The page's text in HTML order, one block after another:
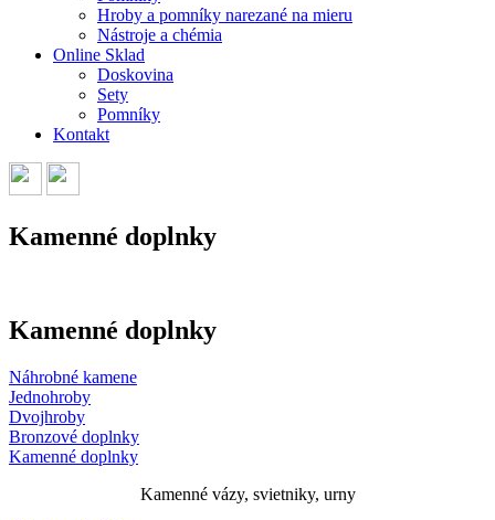
Hroby a pomníky narezané na mieru
Nástroje a chémia
Online Sklad
Doskovina
Sety
Pomníky
Kontakt
Kamenné doplnky
Kamenné doplnky
Náhrobné kamene
Jednohroby
Dvojhroby
Bronzové doplnky
Kamenné doplnky
Kamenné vázy, svietniky, urny